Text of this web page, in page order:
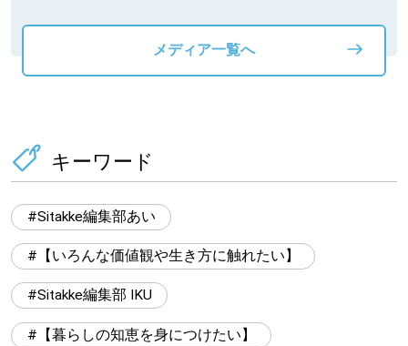
メディア一覧へ
キーワード
Sitakke編集部あい
【いろんな価値観や生き方に触れたい】
Sitakke編集部 IKU
【暮らしの知恵を身につけたい】